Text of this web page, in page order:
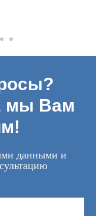
мы Вам
данными и